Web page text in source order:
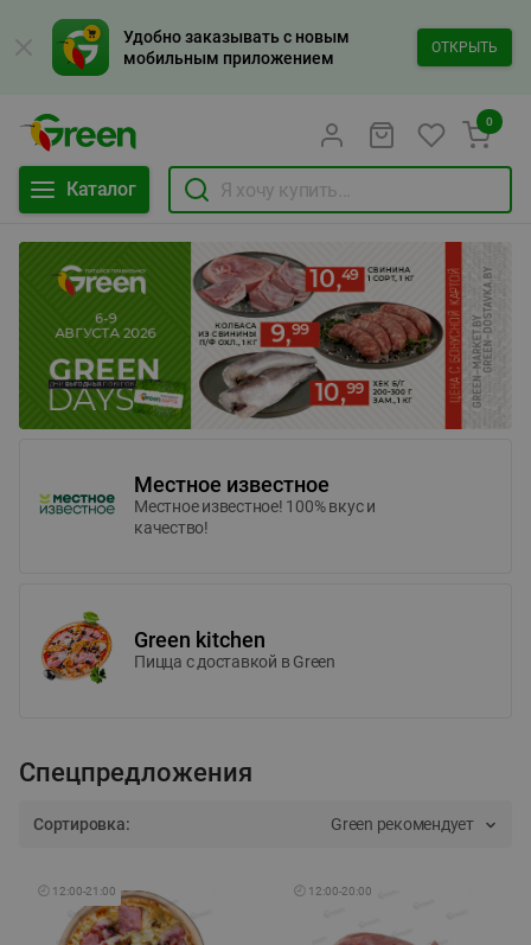
Удобно заказывать с новым
мобильным приложением
ОТКРЫТЬ
Каталог
0
Местное известное
Местное известное! 100% вкус и
качество!
Green kitchen
Пицца c доставкой в Green
Спецпредложения
Сортировка: Green рекомендует
🕘 12:00-21:00 🕘 12:00-20:00